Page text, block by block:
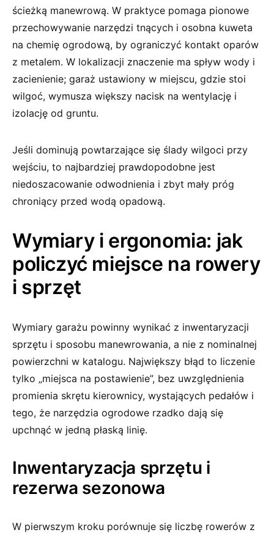
ścieżką manewrową. W praktyce pomaga pionowe
przechowywanie narzędzi tnących i osobna kuweta
na chemię ogrodową, by ograniczyć kontakt oparów
z metalem. W lokalizacji znaczenie ma spływ wody i
zacienienie; garaż ustawiony w miejscu, gdzie stoi
wilgoć, wymusza większy nacisk na wentylację i
izolację od gruntu.
Jeśli dominują powtarzające się ślady wilgoci przy
wejściu, to najbardziej prawdopodobne jest
niedoszacowanie odwodnienia i zbyt mały próg
chroniący przed wodą opadową.
Wymiary i ergonomia: jak
policzyć miejsce na rowery
i sprzęt
Wymiary garażu powinny wynikać z inwentaryzacji
sprzętu i sposobu manewrowania, a nie z nominalnej
powierzchni w katalogu. Największy błąd to liczenie
tylko „miejsca na postawienie”, bez uwzględnienia
promienia skrętu kierownicy, wystających pedałów i
tego, że narzędzia ogrodowe rzadko dają się
upchnąć w jedną płaską linię.
Inwentaryzacja sprzętu i
rezerwa sezonowa
W pierwszym kroku porównuje się liczbę rowerów z